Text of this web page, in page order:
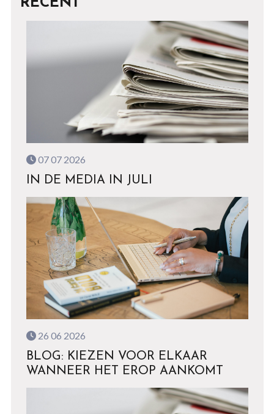
RECENT
07 07 2026
IN DE MEDIA IN JULI
26 06 2026
BLOG: KIEZEN VOOR ELKAAR
WANNEER HET EROP AANKOMT